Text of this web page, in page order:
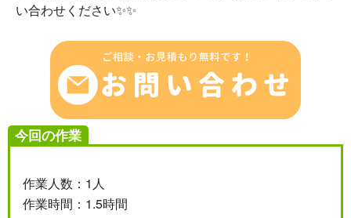
い合わせください✨✨
今回の作業
作業人数：1人
作業時間：1.5時間